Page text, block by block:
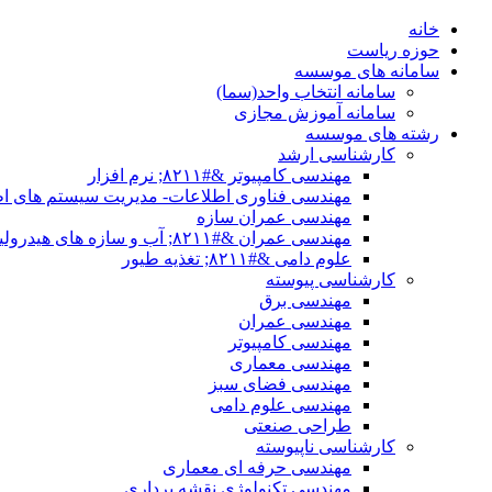
خانه
حوزه ریاست
سامانه های موسسه
سامانه انتخاب واحد(سما)
سامانه آموزش مجازی
رشته های موسسه
کارشناسی ارشد
مهندسی کامپیوتر &#۸۲۱۱; نرم افزار
مهندسی فناوری اطلاعات- مدیریت سیستم های
مهندسی عمران سازه
مهندسی عمران &#۸۲۱۱; آب و سازه های هیدرولیکی
علوم دامی &#۸۲۱۱; تغذیه طیور
کارشناسی پیوسته
مهندسی برق
مهندسی عمران
مهندسی کامپیوتر
مهندسی معماری
مهندسی فضای سبز
مهندسی علوم دامی
طراحی صنعتی
کارشناسی ناپیوسته
مهندسی حرفه ای معماری